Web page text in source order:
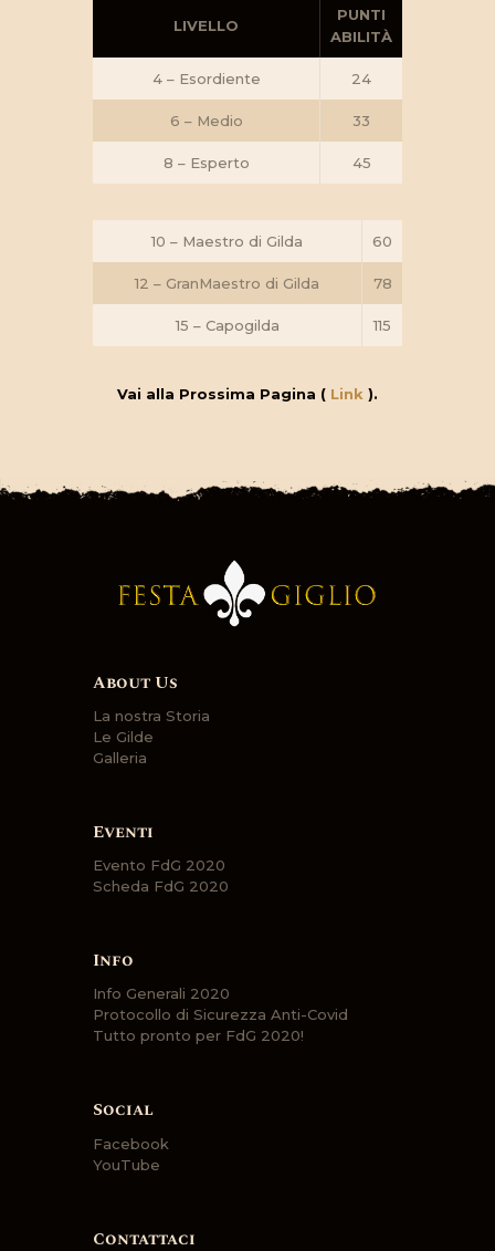
LIVELLO
PUNTI
ABILITÀ
4 – Esordiente 24
6 – Medio 33
8 – Esperto 45
10 – Maestro di Gilda 60
12 – GranMaestro di Gilda 78
15 – Capogilda 115
Vai alla Prossima Pagina ( Link ).
About Us
La nostra Storia
Le Gilde
Galleria
Eventi
Evento FdG 2020
Scheda FdG 2020
Info
Info Generali 2020
Protocollo di Sicurezza Anti-Covid
Tutto pronto per FdG 2020!
Social
Facebook
YouTube
Contattaci